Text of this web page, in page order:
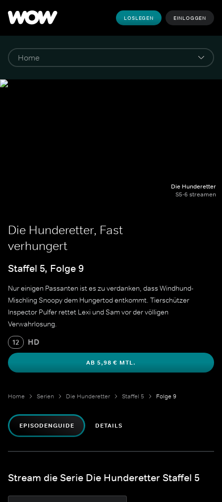
LOSLEGEN EINLOGGEN
Die Hunderetter
S5-6 streamen
Die Hunderetter, Fast
verhungert
Staffel 5, Folge 9
Nur einigen Passanten ist es zu verdanken, dass Windhund-
Mischling Snoopy dem Hungertod entkommt. Tierschützer
Inspector Pulfer rettet Lexi und Sam vor der völligen
Verwahrlosung.
12 HD
AB 5,98 € MTL.
Home Serien Die Hunderetter Staffel 5 Folge 9
EPISODENGUIDE DETAILS
Stream die Serie Die Hunderetter Staffel 5